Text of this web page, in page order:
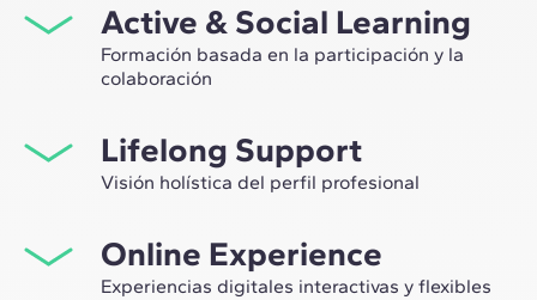
Active & Social Learning
Formación basada en la participación y la
colaboración
network profesional, sino tener la ocasión única de
participar en grupos de trabajo seleccionados,
construcción.
Lifelong Support
Visión holística del perfil profesional
Máster, te acompañamos para tener una visión crítica y
360º de tu futuro como experto en el sector.
Online Experience
Experiencias digitales interactivas y flexibles